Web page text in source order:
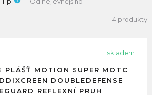
4 produkty
skladem
PLÁŠŤ MOTION SUPER MOTO
DOUBLEDEFENSE
REFLEXNÍ PRUH